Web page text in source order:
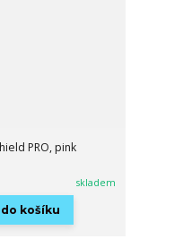
PRO, pink
skladem
košíku